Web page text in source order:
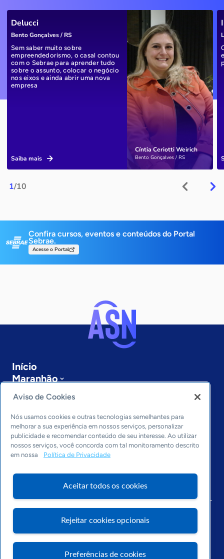
1/10
Cíntia Ceriotti Weirich
Bento Gonçalves / RS
Delucci
Bento Gonçalves / RS
Sem saber muito sobre
empreendedorismo, o casal contou
com o Sebrae para aprender tudo
sobre o assunto, colocar o negócio
nos eixos e ainda abrir uma nova
empresa
Saiba mais
Confira cursos, eventos e conteúdos do Portal
Sebrae.
Acesse o Portal
Início
Maranhão
Sobre a ASN
Últimas notícias
Entre em contato
Editorias
Economia & Política
Inovação & Tecnologia
Cultura empreendedora
Arquivo
Aviso de Cookies
Nós usamos cookies e outras tecnologias semelhantes para
melhorar a sua experiência em nossos serviços, personalizar
publicidade e recomendar conteúdo de seu interesse. Ao utilizar
nossos serviços, você concorda com tal monitoramento descrito
em nossa
Política de Privacidade
Aceitar todos os cookies
Rejeitar cookies opcionais
Preferências de cookies